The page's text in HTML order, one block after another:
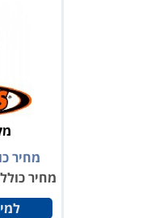
מחיר
מחיר